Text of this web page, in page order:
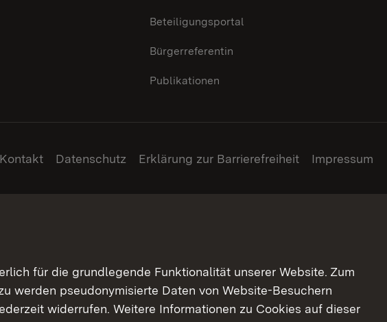
Beteiligungsportal
Bürgerreferentin
Publikationen
Kontakt Datenschutz Erklärung zur Barrierefreiheit Impressum
für die grundlegende Funktionalität unserer Website. Zum
werden pseudonymisierte Daten von Website-Besuchern
widerrufen. Weitere Informationen zu Cookies auf dieser